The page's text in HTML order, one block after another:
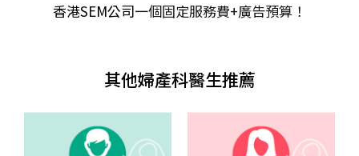
香港SEM公司一個固定服務費+廣告預算！
其他婦產科醫生推薦